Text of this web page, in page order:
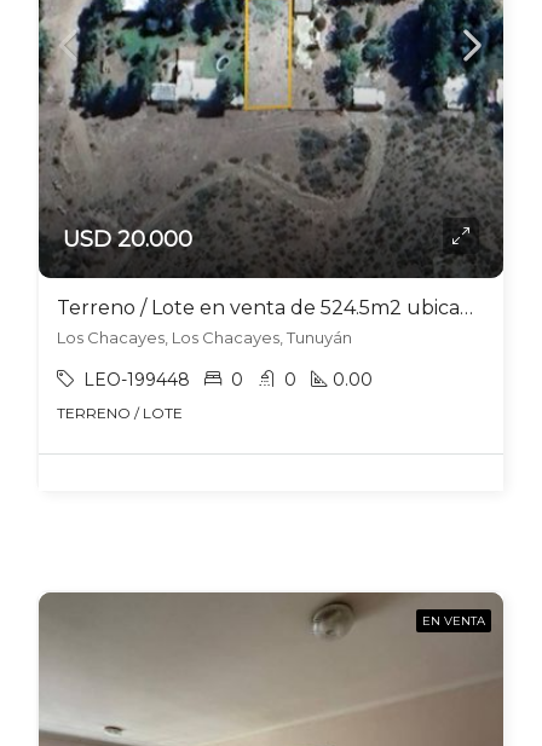
USD 20.000
Terreno / Lote en venta de 524.5m2 ubicado en Los Chacayes
Los Chacayes, Los Chacayes, Tunuyán
LEO-199448 0 0 0.00
TERRENO / LOTE
EN VENTA